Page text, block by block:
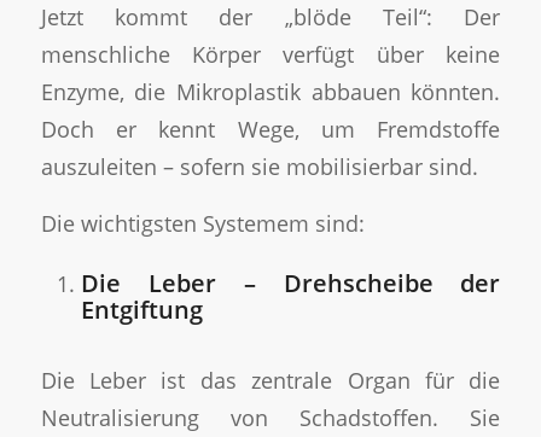
Jetzt kommt der „blöde Teil“: Der
menschliche Körper verfügt über keine
Enzyme, die Mikroplastik abbauen könnten.
Doch er kennt Wege, um Fremdstoffe
auszuleiten – sofern sie mobilisierbar sind.
Die wichtigsten Systemem sind:
Die Leber – Drehscheibe der
Entgiftung
Die Leber ist das zentrale Organ für die
Neutralisierung von Schadstoffen. Sie